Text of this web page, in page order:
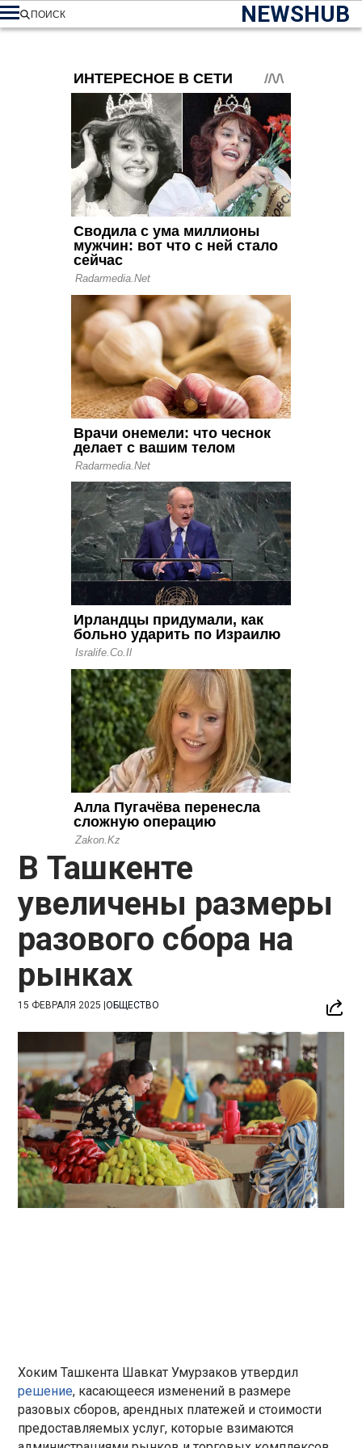
NEWSHUB
ПОИСК
В Ташкенте
увеличены размеры
разового сбора на
рынках
15 ФЕВРАЛЯ 2025 |ОБЩЕСТВО
Хоким Ташкента Шавкат Умурзаков утвердил
решение, касающееся изменений в размере
разовых сборов, арендных платежей и стоимости
предоставляемых услуг, которые взимаются